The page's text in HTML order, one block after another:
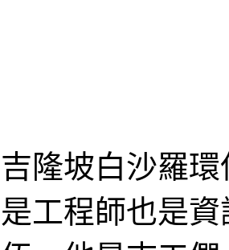
隆坡白沙羅
工程師也是